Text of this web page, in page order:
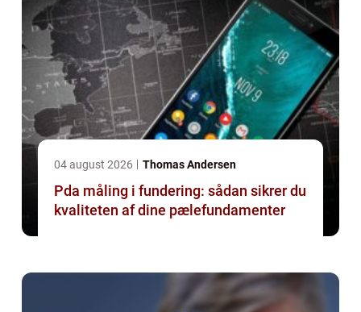
04 august 2026 Thomas Andersen
Pda måling i fundering: sådan sikrer du
kvaliteten af dine pælefundamenter